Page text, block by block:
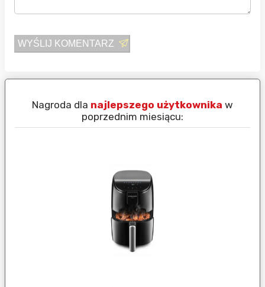
WYŚLIJ KOMENTARZ
Nagroda dla najlepszego użytkownika w
poprzednim miesiącu: